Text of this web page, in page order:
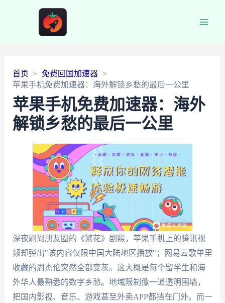
首页
免费回国加速器
苹果手机免费加速器：海外解锁乡愁的最后一公里
苹果手机免费加速器：海外
解锁乡愁的最后一公里
深夜刷到朋友圈的《繁花》剧照，苹果手机上的腾讯视
频却弹出"该内容仅限中国大陆地区播放"；网易云歌单里
收藏的周杰伦突然全部变灰。这大概是每个留学生和海
外华人最熟悉的数字乡愁。地域限制像一道透明围墙，
把国内影视、音乐、游戏甚至外卖APP都挡在门外。而一